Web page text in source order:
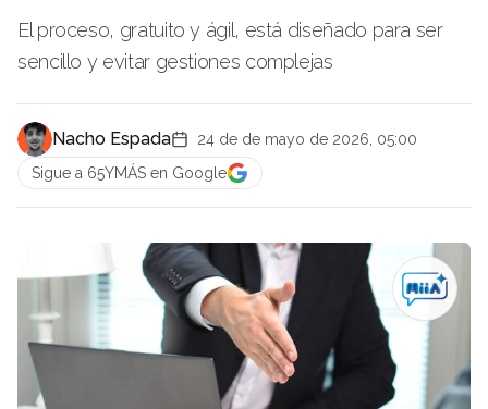
El proceso, gratuito y ágil, está diseñado para ser
sencillo y evitar gestiones complejas
Nacho Espada
24 de de mayo de 2026, 05:00
Sigue a 65YMÁS en Google